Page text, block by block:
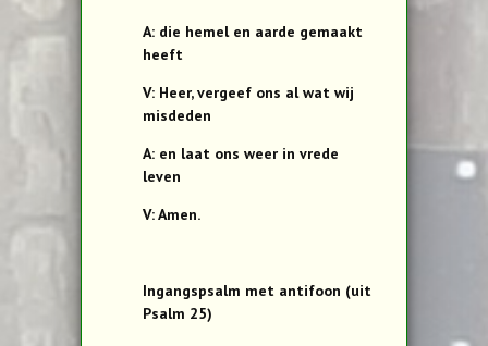
A: die hemel en aarde gemaakt
heeft
V: Heer, vergeef ons al wat wij
misdeden
A: en laat ons weer in vrede
leven
V: Amen.
Ingangspsalm met antifoon (uit
Psalm 25)